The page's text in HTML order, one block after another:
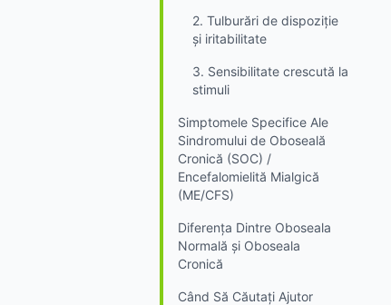
2. Tulburări de dispoziție
și iritabilitate
3. Sensibilitate crescută la
stimuli
Simptomele Specifice Ale
Sindromului de Oboseală
Cronică (SOC) /
Encefalomielită Mialgică
(ME/CFS)
Diferența Dintre Oboseala
Normală și Oboseala
Cronică
Când Să Căutați Ajutor